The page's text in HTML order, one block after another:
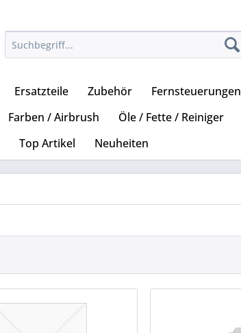
Ersatzteile Zubehör Fernsteuerungen
Farben / Airbrush Öle / Fette / Reiniger
Top Artikel Neuheiten